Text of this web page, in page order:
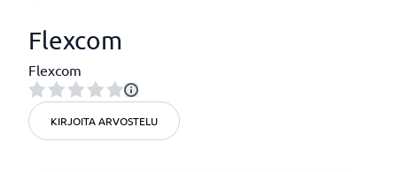
Flexcom
Flexcom
KIRJOITA ARVOSTELU